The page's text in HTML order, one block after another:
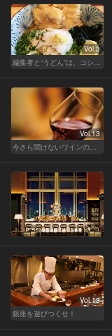
Vol.3
Vol.13
今さら聞けないワインの基礎知識
Vol.13
銀座を遊びつくせ！